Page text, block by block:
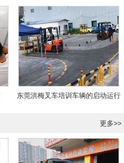
会采取以下措施
东莞洪梅叉车培训车辆的启动运行
更多>>